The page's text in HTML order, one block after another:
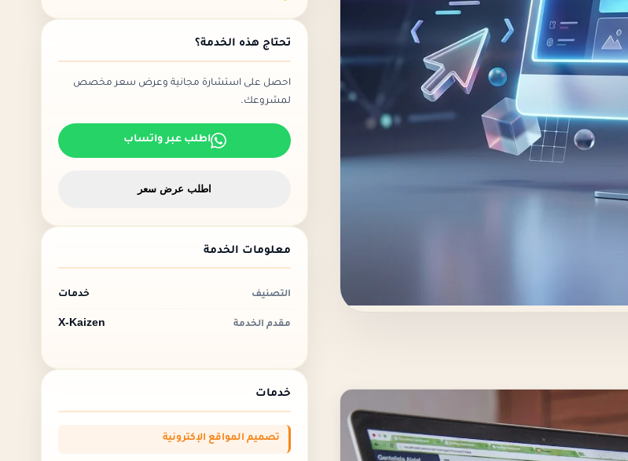
للشركات
السرعة وتجربة الجوال
الثقة وإثبات الخبرة
تحسين محركات البحث ضمن تصميم
أخطاء شائعة في تصميم المواقع
تحتاج هذه الخدمة؟
احصل على استشارة مجانية وعرض سعر مخصص
لمشروعك.
اطلب عبر واتساب
اطلب عرض سعر
معلومات الخدمة
التصنيف خدمات
مقدم الخدمة X-Kaizen
خدمات
تصميم المواقع الإكترونية